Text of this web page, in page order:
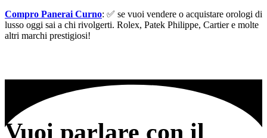
Compro Panerai Curno: ✅ se vuoi vendere o acquistare orologi di
lusso oggi sai a chi rivolgerti. Rolex, Patek Philippe, Cartier e molte
altri marchi prestigiosi!
Vuoi parlare con il